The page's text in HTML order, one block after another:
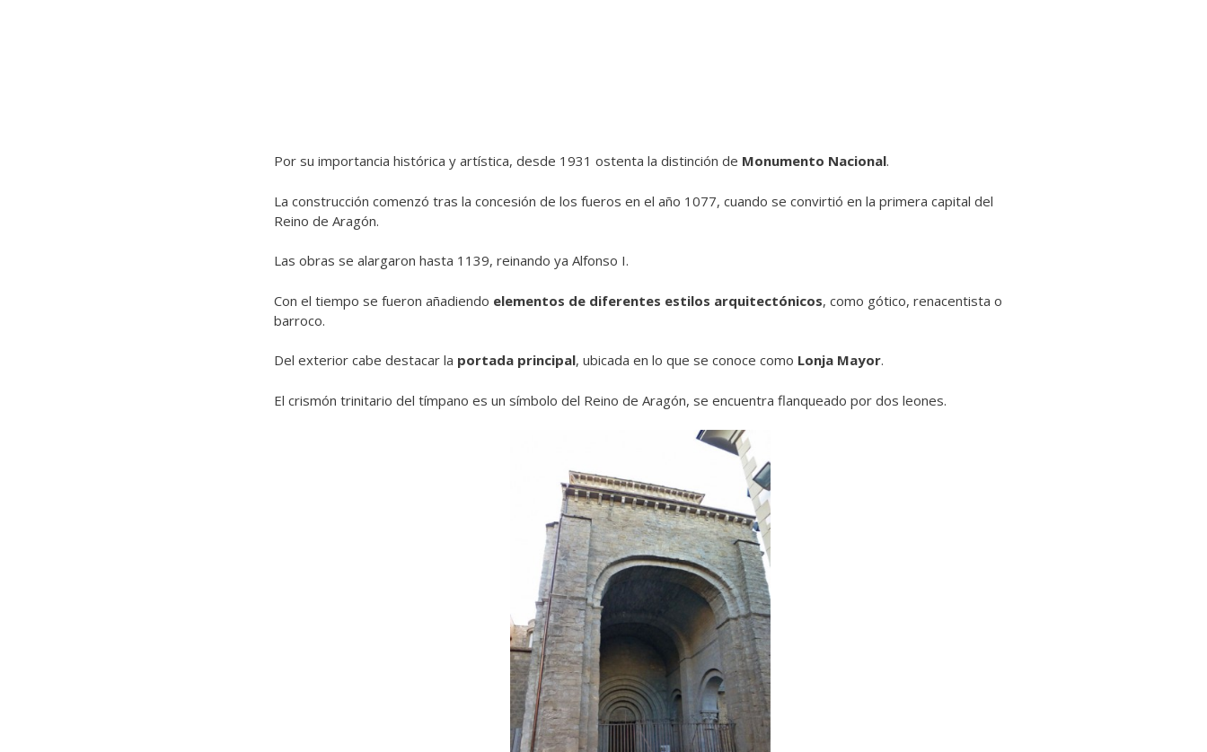
Por su importancia histórica y artística, desde 1931 ostenta la distinción de Monumento Nacional.
La construcción comenzó tras la concesión de los fueros en el año 1077, cuando se convirtió en la primera capital del
Reino de Aragón.
Las obras se alargaron hasta 1139, reinando ya Alfonso I.
Con el tiempo se fueron añadiendo elementos de diferentes estilos arquitectónicos, como gótico, renacentista o
barroco.
Del exterior cabe destacar la portada principal, ubicada en lo que se conoce como Lonja Mayor.
El crismón trinitario del tímpano es un símbolo del Reino de Aragón, se encuentra flanqueado por dos leones.